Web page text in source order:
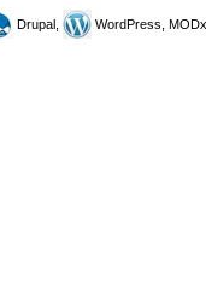
Drupal, WordPress, MODx.